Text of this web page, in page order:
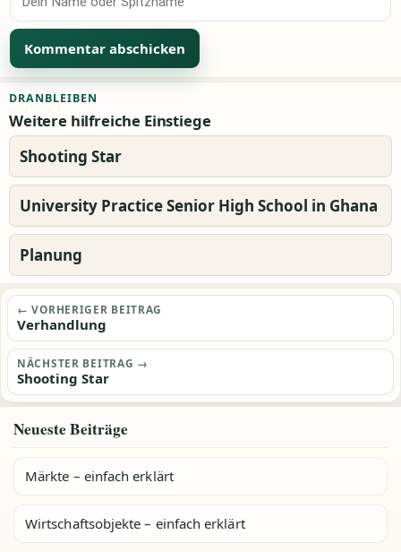
DRANBLEIBEN
Weitere hilfreiche Einstiege
Shooting Star
University Practice Senior High School in Ghana
Planung
Beitragsnavigation
← VORHERIGER BEITRAG
Verhandlung
NÄCHSTER BEITRAG →
Shooting Star
Neueste Beiträge
Märkte – einfach erklärt
Wirtschaftsobjekte – einfach erklärt